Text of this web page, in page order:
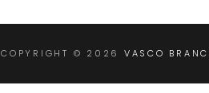
COPYRIGHT © 2026 VASCO